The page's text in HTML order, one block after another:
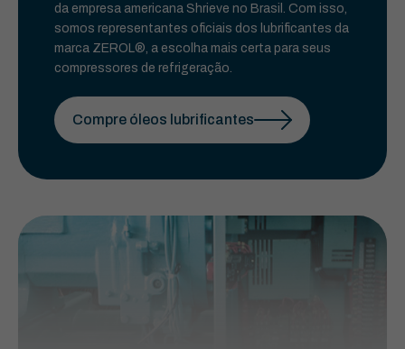
da empresa americana Shrieve no Brasil. Com isso,
somos representantes oficiais dos lubrificantes da
marca ZEROL®, a escolha mais certa para seus
compressores de refrigeração.
Compre óleos lubrificantes